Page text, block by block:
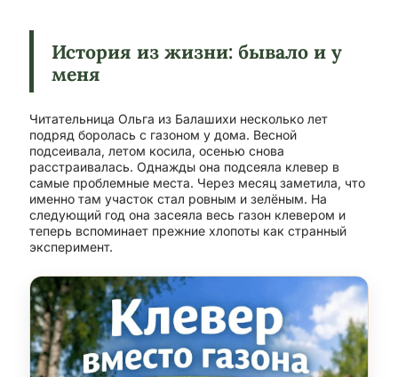
История из жизни: бывало и у
меня
Читательница Ольга из Балашихи несколько лет
подряд боролась с газоном у дома. Весной
подсеивала, летом косила, осенью снова
расстраивалась. Однажды она подсеяла клевер в
самые проблемные места. Через месяц заметила, что
именно там участок стал ровным и зелёным. На
следующий год она засеяла весь газон клевером и
теперь вспоминает прежние хлопоты как странный
эксперимент.